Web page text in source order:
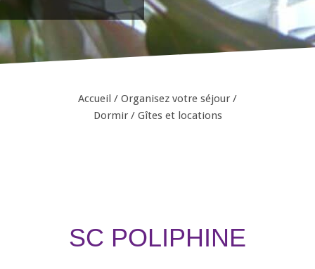
Accueil / Organisez votre séjour /
Dormir/ Gîtes et locations
SC POLIPHINE